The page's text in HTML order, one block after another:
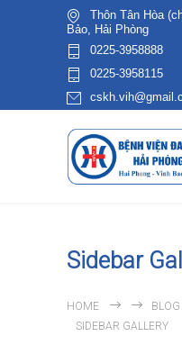
Thôn Tân Hòa
Bảo, Hải Phòng
0225-3958888
0225-3958115
Sidebar
HOME
SIDEBAR GALLERY